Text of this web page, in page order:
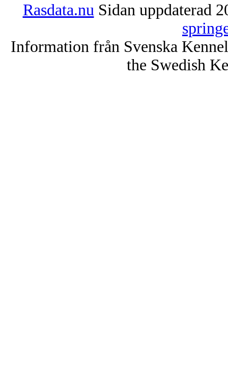
Rasdata.nu Sidan uppdaterad
Information från Svenska
the Swedish